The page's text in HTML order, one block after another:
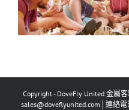
Copyright - DoveFly United 金屬
sales@doveflyunited.com│連絡